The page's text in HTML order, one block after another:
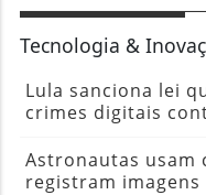
Tecnologia &
Lula sanciona lei
crimes digitais
Astronautas usam
registram imagens